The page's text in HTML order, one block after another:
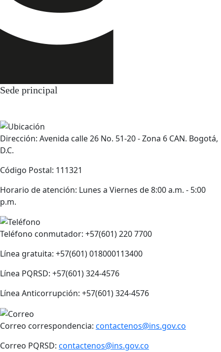
Sede principal
Dirección: Avenida calle 26 No. 51-20 - Zona 6 CAN. Bogotá,
D.C.
Código Postal: 111321
Horario de atención: Lunes a Viernes de 8:00 a.m. - 5:00
p.m.
Teléfono conmutador: +57(601) 220 7700
Línea gratuita: +57(601) 018000113400
Línea PQRSD: +57(601) 324-4576
Línea Anticorrupción: +57(601) 324-4576
Correo correspondencia: contactenos@ins.gov.co
Correo PQRSD: contactenos@ins.gov.co